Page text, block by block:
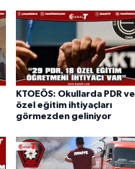
KTOEÖS: Okullarda PDR ve
özel eğitim ihtiyaçları
görmezden geliniyor